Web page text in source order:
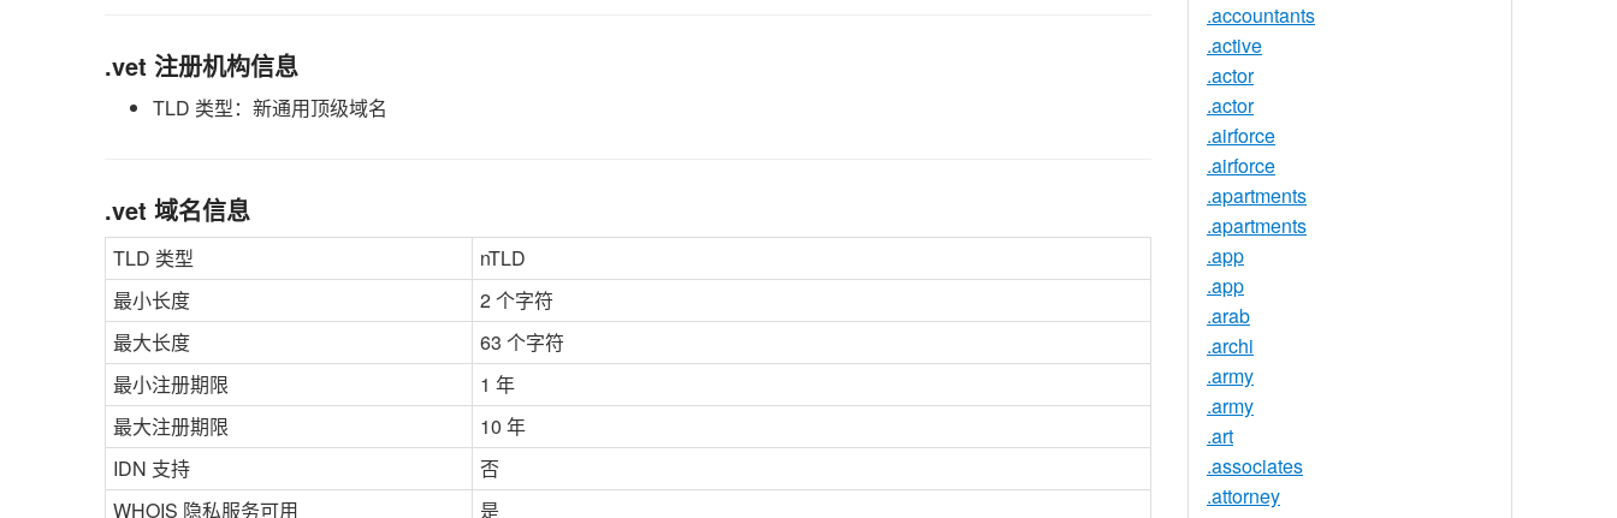
.vet 注册机构信息
TLD 类型：新通用顶级域名
.vet 域名信息
TLD 类型
nTLD
最小长度
2 个字符
最大长度
63 个字符
最小注册期限
1 年
最大注册期限
10 年
IDN 支持
否
WHOIS 隐私服务可用
是
.accountants
.active
.actor
.actor
.airforce
.airforce
.apartments
.apartments
.app
.app
.arab
.archi
.army
.army
.art
.associates
.attorney